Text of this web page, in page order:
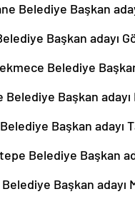
Belediye Başkan
Başkan adayı
Belediye
Belediye Başkan
Başkan adayı
Belediye Başkan
Belediye Başkan adayı